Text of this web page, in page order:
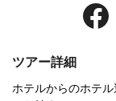
ツアー詳細
ホテルからのホテ